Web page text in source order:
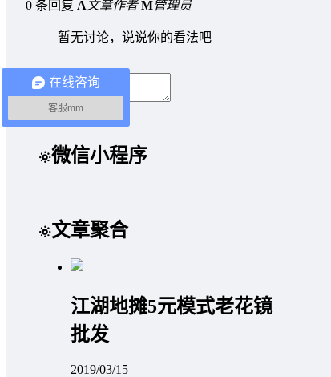
0 条回复 A文章作者 M管理员
暂无讨论，说说你的看法吧
取消回复
微信小程序
文章聚合
江湖地摊5元模式老花镜
批发
2019/03/15
在线咨询
客服mm